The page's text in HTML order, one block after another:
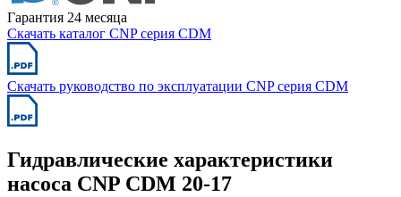
Гарантия 24 месяца
Скачать каталог CNP серия CDM
Скачать руководство по эксплуатации CNP серия CDM
Гидравлические характеристики
насоса CNP CDM 20-17